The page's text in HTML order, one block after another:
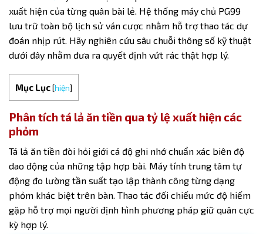
xuất hiện của từng quân bài lẻ. Hệ thống máy chủ PG99
lưu trữ toàn bộ lịch sử ván cược nhằm hỗ trợ thao tác dự
đoán nhịp rút. Hãy nghiên cứu sâu chuỗi thông số kỹ thuật
dưới đây nhằm đưa ra quyết định vứt rác thật hợp lý.
Mục Lục[hiện]
Phân tích tá lả ăn tiền qua tỷ lệ xuất hiện các
phỏm
Tá lả ăn tiền đòi hỏi giới cá độ ghi nhớ chuẩn xác biên độ
dao động của những tập hợp bài. Máy tính trung tâm tự
động đo lường tần suất tạo lập thành công từng dạng
phỏm khác biệt trên bàn. Thao tác đối chiếu mức độ hiếm
gặp hỗ trợ mọi người định hình phương pháp giữ quân cực
kỳ hợp lý.